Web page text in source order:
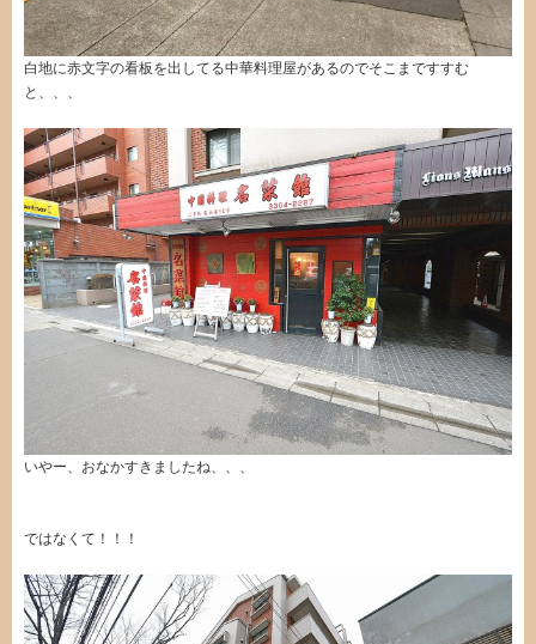
白地に赤文字の看板を出してる中華料理屋があるのでそこまですすむ
と、、、
いやー、おなかすきましたね、、、
ではなくて！！！